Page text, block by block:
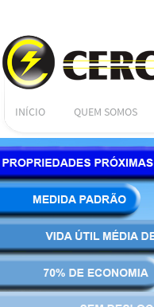
INÍCIO QUEM SOMOS